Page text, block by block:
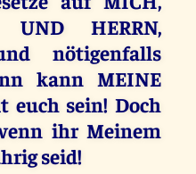
UND HERRN,
nötigenfalls
kann MEINE
euch sein! Doch
ihr Meinem
seid!